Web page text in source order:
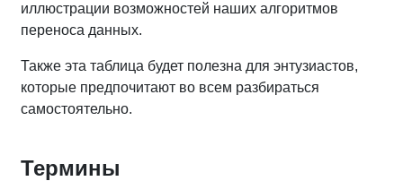
иллюстрации возможностей наших алгоритмов
переноса данных.
Также эта таблица будет полезна для энтузиастов,
которые предпочитают во всем разбираться
самостоятельно.
Термины